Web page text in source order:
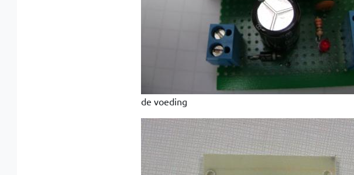
de voeding